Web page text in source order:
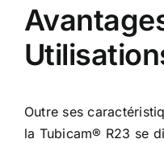
Outre ses
la Tubicam® R23 se